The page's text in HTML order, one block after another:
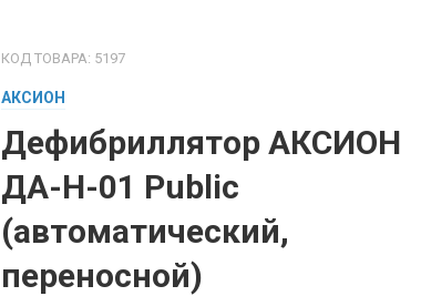
КОД ТОВАРА: 5197
АКСИОН
Дефибриллятор АКСИОН
ДА-Н-01 Public
(автоматический,
переносной)